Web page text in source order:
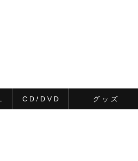
C D / D V D グ ッ ズ